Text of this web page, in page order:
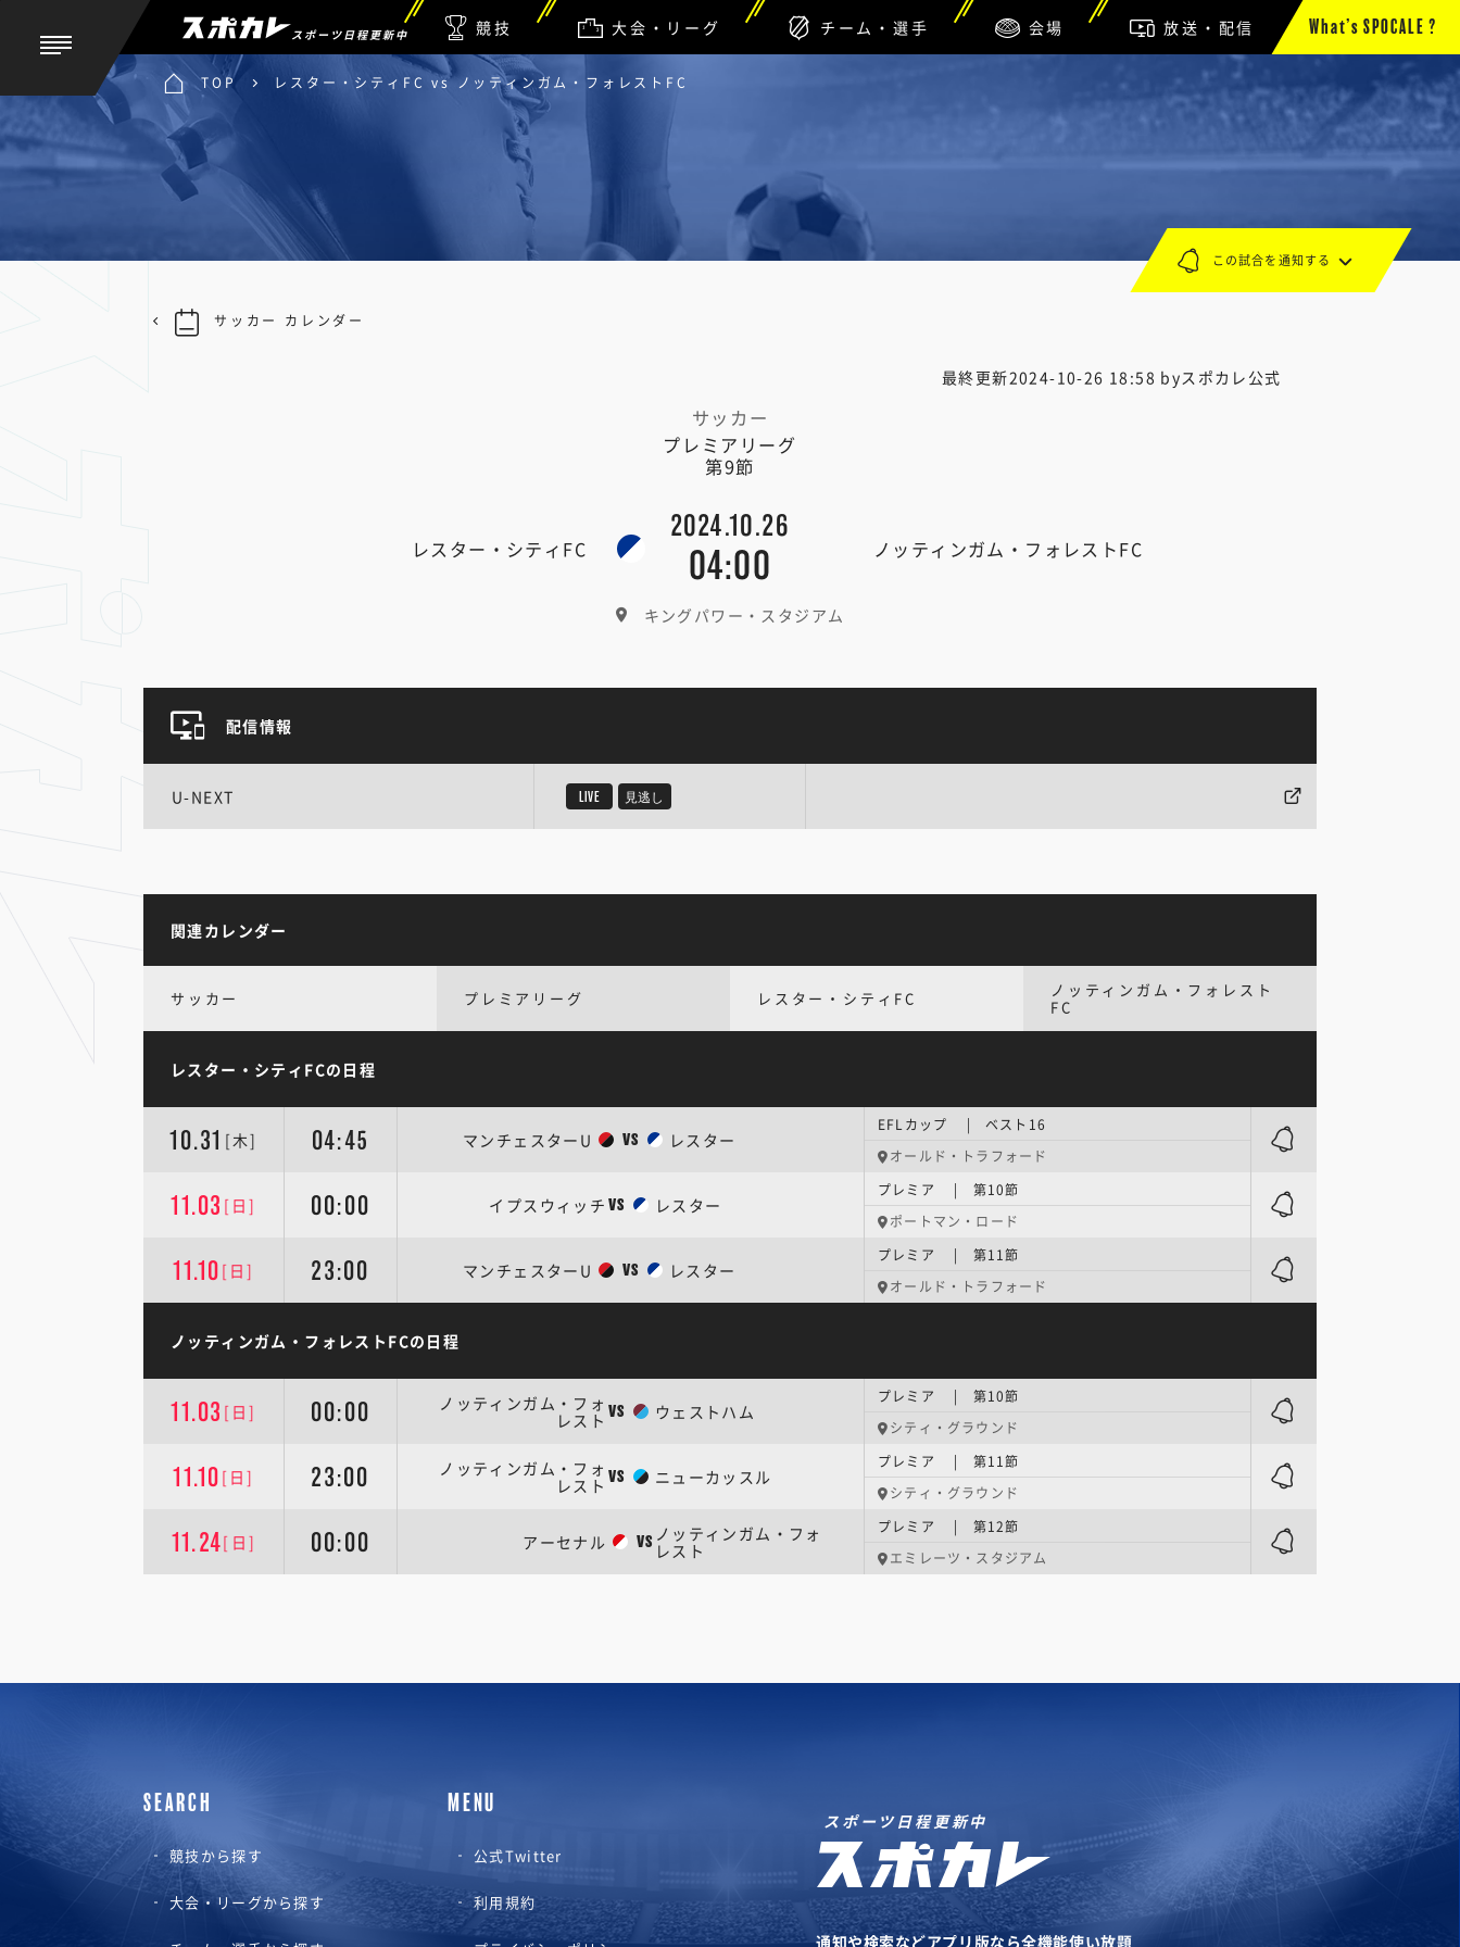
スポーツ日程更新中 競技 大会・リーグ チーム・選手 会場 放送・配信 What’s SPOCALE ?
TOP レスター・シティFC vs ノッティンガム・フォレストFC
最終更新2024-10-26 18:58 byスポカレ公式
サッカー
プレミアリーグ
第9節
レスター・シティFC
2024.10.26
04:00 ノッティンガム・フォレストFC
キングパワー・スタジアム
この試合を通知する
サッカー カレンダー
配信情報
U-NEXT LIVE 見逃し
関連カレンダー
サッカー プレミアリーグ レスター・シティFC
ノッティンガム・フォレスト
FC
レスター・シティFCの日程
10.31 [木] 04:45 マンチェスターU VS レスター
EFLカップ | ベスト16
オールド・トラフォード
11.03 [日] 00:00 イプスウィッチ VS レスター
プレミア | 第10節
ポートマン・ロード
11.10 [日] 23:00 マンチェスターU VS レスター
プレミア | 第11節
オールド・トラフォード
ノッティンガム・フォレストFCの日程
11.03 [日] 00:00
ノッティンガム・フォ
レスト VS ウェストハム
プレミア | 第10節
シティ・グラウンド
11.10 [日] 23:00
ノッティンガム・フォ
レスト VS ニューカッスル
プレミア | 第11節
シティ・グラウンド
11.24[日] 00:00 アーセナル VS ノッティンガム・フォ
レスト
プレミア | 第12節
エミレーツ・スタジアム
SEARCH
競技から探す
大会・リーグから探す
MENU
公式Twitter
利用規約
スポーツ日程更新中
通知や検索などアプリ版なら全機能使い放題